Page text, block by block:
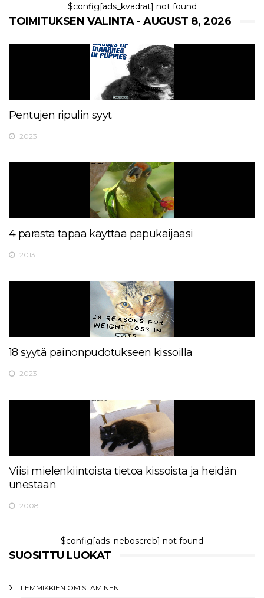
$config[ads_kvadrat] not found
TOIMITUKSEN VALINTA - AUGUST 8, 2026
Pentujen ripulin syyt
2023
4 parasta tapaa käyttää papukaijaasi
2013
18 syytä painonpudotukseen kissoilla
2023
Viisi mielenkiintoista tietoa kissoista ja heidän
unestaan
2008
$config[ads_neboscreb] not found
SUOSITTU LUOKAT
LEMMIKKIEN OMISTAMINEN